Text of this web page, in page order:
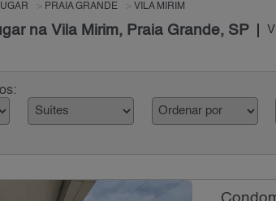
PRAIA GRANDE VILA MIRIM
na Vila Mirim, Praia Grande, SP